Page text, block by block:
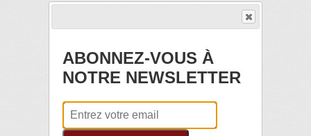
ABONNEZ-VOUS À
NOTRE NEWSLETTER